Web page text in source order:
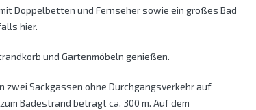
Doppelbetten und Fernseher sowie ein großes Bad
hier.
und Gartenmöbeln genießen.
zwei Sackgassen ohne Durchgangsverkehr auf
Badestrand beträgt ca. 300 m. Auf dem